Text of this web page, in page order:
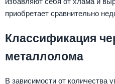
приобретает сравнительно
Классификация
металлолома
В зависимости от количества